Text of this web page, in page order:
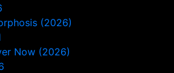
(2026)
Now (2026)